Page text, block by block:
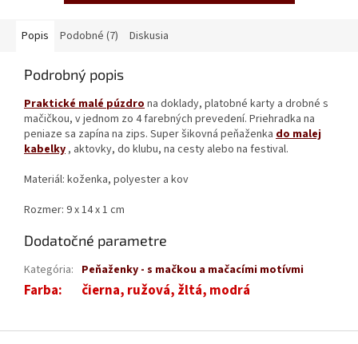
Popis Podobné (7) Diskusia
Podrobný popis
Praktické malé púzdrona doklady, platobné karty a drobné s
mačičkou, v jednom zo 4 farebných prevedení. Priehradka na
peniaze sa zapína na zips. Super šikovná peňaženka do malej
kabelky, aktovky, do klubu, na cesty alebo na festival.
Materiál: koženka, polyester a kov
Rozmer: 9 x 14 x 1 cm
Dodatočné parametre
Kategória: Peňaženky - s mačkou a mačacími motívmi
Farba: čierna, ružová, žltá, modrá